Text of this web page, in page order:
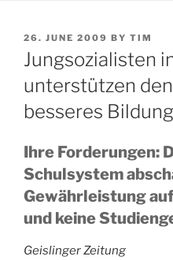
POSTED
ON
26. JUNE 2009 BY TIM
Jungsozialisten
unterstützen
besseres
Ihre Forderungen:
Schulsystem
Gewährleistung
und keine
Geislinger Zeitung